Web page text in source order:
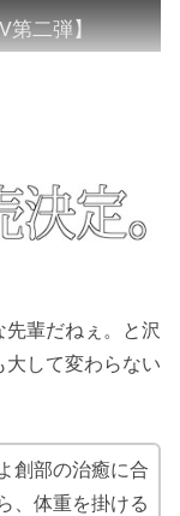
第二弾】
輩だねぇ。と沢
大して変わらない
創部の治癒に合
、体重を掛ける